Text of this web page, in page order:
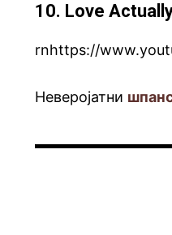
10. Love
rnhttps://
Неверојатни